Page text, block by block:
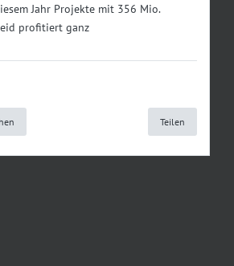
Jahr Projekte mit 356 Mio.
profitiert ganz
Teilen